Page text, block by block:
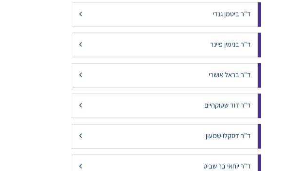
ד"ר ביטמן גנדי
ד"ר בנימין פיינר
ד"ר בראל אושרי
ד"ר דוד שטוקהיים
ד"ר דסקלו שמעון